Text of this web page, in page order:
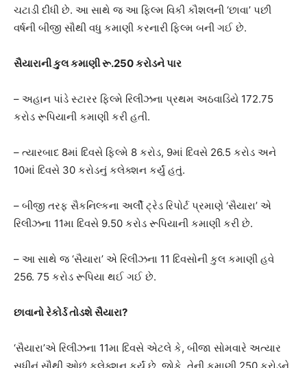
ચટાડી દીધી છે. આ સાથે જ આ ફિલ્મ વિકી કૌશલની ‘છાવા’ પછી
વર્ષની બીજી સૌથી વધુ કમાણી કરનારી ફિલ્મ બની ગઈ છે.
સૈયારાની કુલ કમાણી રૂ.250 કરોડને પાર
– અહાન પાંડે સ્ટારર ફિલ્મે રિલીઝના પ્રથમ અઠવાડિયે 172.75
કરોડ રૂપિયાની કમાણી કરી હતી.
– ત્યારબાદ 8માં દિવસે ફિલ્મે 8 કરોડ, 9માં દિવસે 26.5 કરોડ અને
10માં દિવસે 30 કરોડનું કલેક્શન કર્યું હતું.
– બીજી તરફ સૈકનિલ્કના અર્લી ટ્રેડ રિપોર્ટ પ્રમાણે ‘સૈયારા’ એ
રિલીઝના 11મા દિવસે 9.50 કરોડ રૂપિયાની કમાણી કરી છે.
– આ સાથે જ ‘સૈયારા’ એ રિલીઝના 11 દિવસોની કુલ કમાણી હવે
256. 75 કરોડ રૂપિયા થઈ ગઈ છે.
છાવાનો રેકોર્ડ તોડશે સૈયારા?
‘સૈયારા’એ રિલીઝના 11મા દિવસે એટલે કે, બીજા સોમવારે અત્યાર